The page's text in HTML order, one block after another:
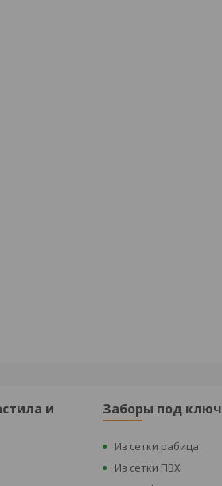
и Заборы под ключ
Из сетки рабица
Из сетки ПВХ